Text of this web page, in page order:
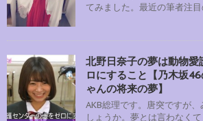
てみました。最近の筆者注目
北野日奈子の夢は動物
ロにすること【乃木坂
ゃんの将来の夢】
AKB総理です。唐突ですが
しょうか。夢とは言わなくて